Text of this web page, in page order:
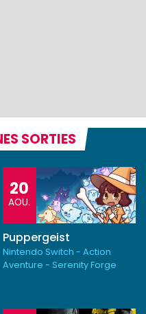
SORTIES
20
AOU.
Puppergeist
Nintendo Switch - Action
Aventure - Serenity Forge